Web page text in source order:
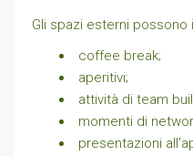
Gli spazi esterni possono
coffee break;
aperitivi;
attività di team
momenti di
presentazioni